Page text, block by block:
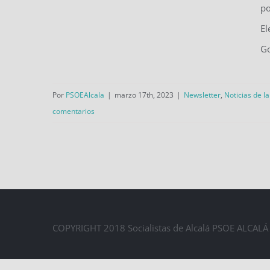
Por PSOEAlcala | marzo 17th, 2023 | Newsletter, Noticias de
comentarios
COPYRIGHT 2018 Socialistas de Alcalá PSOE